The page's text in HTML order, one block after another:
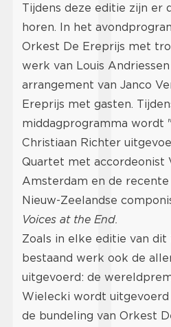
Tijdens deze editie zijn er
horen. In het
Orkest De Ereprijs met
werk van Louis Andriessen
arrangement van Janco
Ereprijs met gasten.
middagprogramma wordt
Christiaan Richter
Quartet met accordeonist
Amsterdam en de
Nieuw-Zeelandse
Voices at the End.
Zoals in elke editie van
bestaand werk ook de
uitgevoerd: de
Wielecki wordt
de bundeling van Orkest